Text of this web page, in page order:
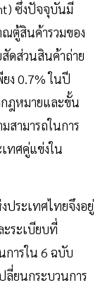
ซึ่งปัจจุบันมี
ณตู้สินค้ารวมของ
ดส่วนสินค้าถ่าย
ง 0.7% ในปี
ฎหมายและขั้น
ามารถในการ
ทศคู่แข่งใน
ประเทศไทยจึงอยู่
ระเบียบที่
การใน 6 ฉบับ
ยนกระบวนการ